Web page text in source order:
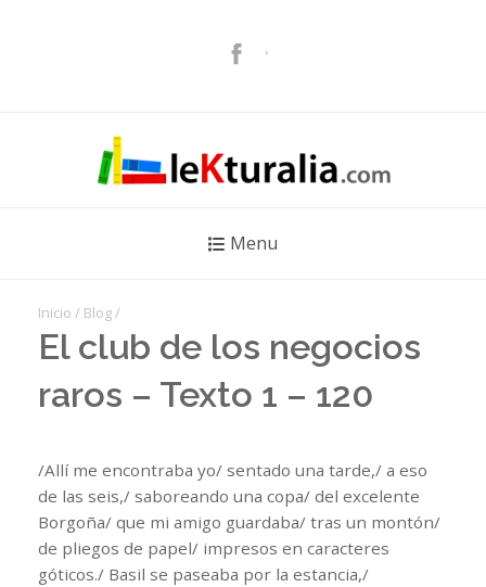
Menu
Inicio / Blog /
El club de los negocios
raros – Texto 1 – 120
/Allí me encontraba yo/ sentado una tarde,/ a eso
de las seis,/ saboreando una copa/ del excelente
Borgoña/ que mi amigo guardaba/ tras un montón/
de pliegos de papel/ impresos en caracteres
góticos./ Basil se paseaba por la estancia,/